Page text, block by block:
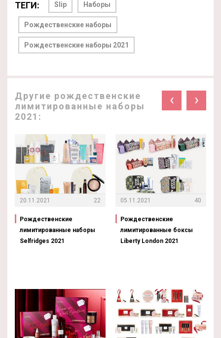
ТЕГИ: Slip Наборы
Рождественские наборы
Рождественские наборы 2021
Другие рождественские
лимитированные наборы
2021:
‹ ›
20.11.2021 22
Рождественские
лимитированные наборы
Selfridges 2021
05.11.2021 40
Рождественские
лимитированные боксы
Liberty London 2021